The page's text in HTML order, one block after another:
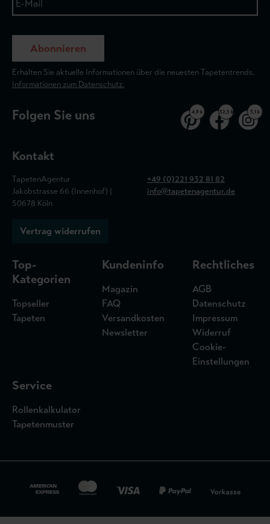
Abonnieren
Erhalten Sie aktuelle Informationen über die neuesten Tapetentrends.
Informationen zum Datenschutz.
Folgen Sie uns 4,9 k 32,5 k 3,1 k
Kontakt
TapetenAgentur
Jakobstrasse 66 (Innenhof) |
50678 Köln
+49 (0)221 932 81 82
info@tapetenagentur.de
Vertrag widerrufen
Top-
Kategorien
Topseller
Tapeten
Kundeninfo
Magazin
FAQ
Versandkosten
Newsletter
Rechtliches
AGB
Datenschutz
Impressum
Widerruf
Cookie-
Einstellungen
Service
Rollenkalkulator
Tapetenmuster